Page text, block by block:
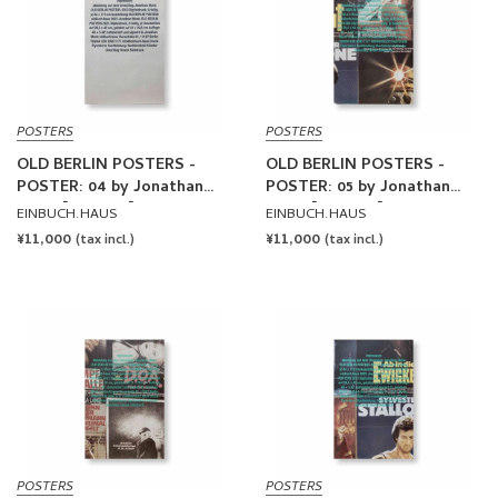
POSTERS
OLD BERLIN POSTERS -
POSTER: 04 by Jonathan
Monk [SIGNED]
EINBUCH.HAUS
REGULAR
¥11,000 (tax incl.)
POSTERS
OLD BERLIN POSTERS -
POSTER: 05 by Jonathan
Monk [SIGNED]
EINBUCH.HAUS
REGULAR
¥11,000 (tax incl.)
POSTERS POSTERS